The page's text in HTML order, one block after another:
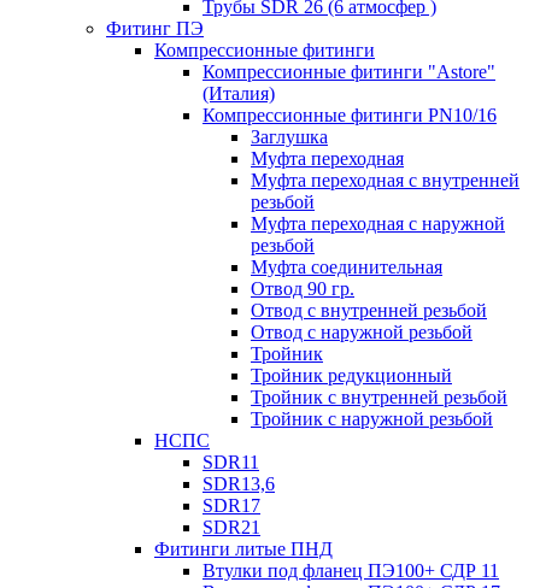
Трубы SDR 26 (6 атмосфер )
Фитинг ПЭ
Компрессионные фитинги
Компрессионные фитинги "Astore"
(Италия)
Компрессионные фитинги PN10/16
Заглушка
Муфта переходная
Муфта переходная с внутренней
резьбой
Муфта переходная с наружной
резьбой
Муфта соединительная
Отвод 90 гр.
Отвод с внутренней резьбой
Отвод с наружной резьбой
Тройник
Тройник редукционный
Тройник с внутренней резьбой
Тройник с наружной резьбой
НСПС
SDR11
SDR13,6
SDR17
SDR21
Фитинги литые ПНД
Втулки под фланец ПЭ100+ СДР 11